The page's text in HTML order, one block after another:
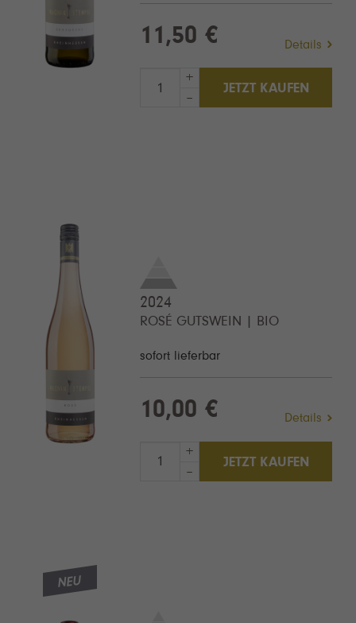
11,50 € Details
+
–
JETZT KAUFEN
2024
ROSÉ GUTSWEIN | BIO
sofort lieferbar
10,00 € Details
+
–
JETZT KAUFEN
NEU